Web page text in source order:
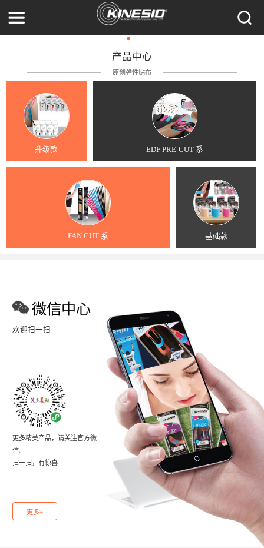
产品中心
原创弹性贴布
升级款 EDF PRE-CUT 系
FAN CUT 系 基础款
微信中心
欢迎扫一扫
更多精美产品，请关注官方微
信。
扫一扫，有惊喜
更多+